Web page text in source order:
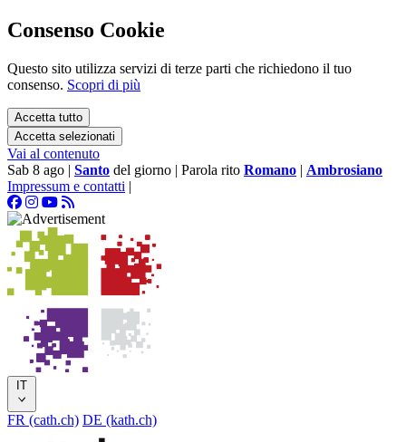
Consenso Cookie
Questo sito utilizza servizi di terze parti che richiedono il tuo
consenso. Scopri di più
Accetta tutto
Accetta selezionati
Vai al contenuto
Sab 8 ago | Santo del giorno | Parola rito Romano | Ambrosiano
Impressum e contatti |
IT
FR (cath.ch) DE (kath.ch)